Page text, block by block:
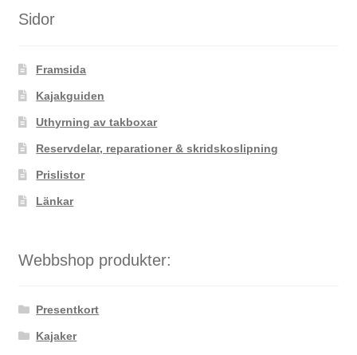
Sidor
Framsida
Kajakguiden
Uthyrning av takboxar
Reservdelar, reparationer & skridskoslipning
Prislistor
Länkar
Webbshop produkter:
Presentkort
Kajaker